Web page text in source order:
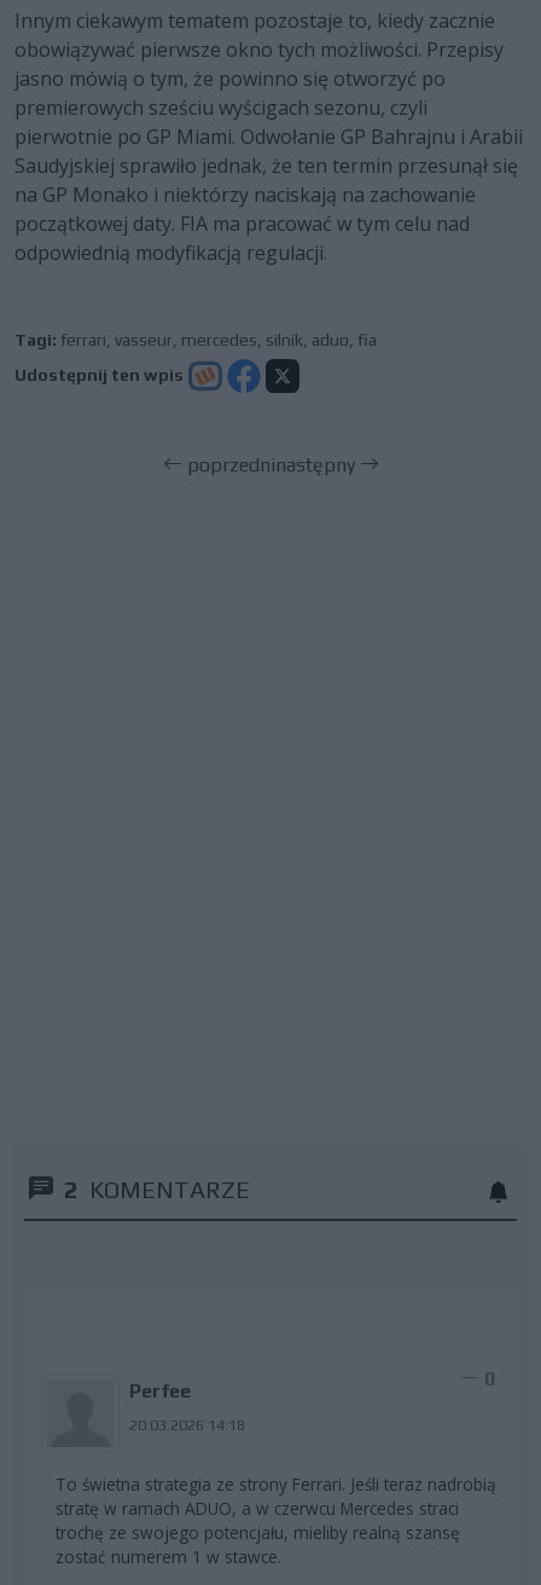
Innym ciekawym tematem pozostaje to, kiedy zacznie
obowiązywać pierwsze okno tych możliwości. Przepisy
jasno mówią o tym, że powinno się otworzyć po
premierowych sześciu wyścigach sezonu, czyli
pierwotnie po GP Miami. Odwołanie GP Bahrajnu i Arabii
Saudyjskiej sprawiło jednak, że ten termin przesunął się
na GP Monako i niektórzy naciskają na zachowanie
początkowej daty. FIA ma pracować w tym celu nad
odpowiednią modyfikacją regulacji.
Tagi: ferrari vasseur mercedes silnik aduo fia
Udostępnij ten wpis
poprzedninastępny
2 KOMENTARZE
Perfee
20.03.2026 14:18
0
To świetna strategia ze strony Ferrari. Jeśli teraz nadrobią
stratę w ramach ADUO, a w czerwcu Mercedes straci
trochę ze swojego potencjału, mieliby realną szansę
zostać numerem 1 w stawce.